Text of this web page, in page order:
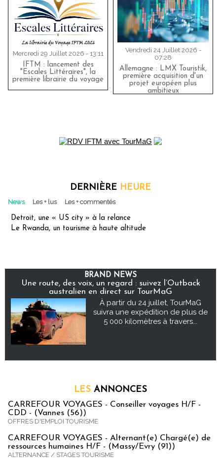
Mercredi 29 Juillet 2026 - 13:11
IFTM : lancement des
"Escales Littéraires", la
première librairie du voyage
Vendredi 24 Juillet 2026 -
07:28
Allemagne : LMX Touristik,
première acquisition d'un
projet européen plus
ambitieux
DERNIÈRE HEURE
News Les + lus Les + commentés
Detroit, une « US city » à la relance
Le Rwanda, un tourisme à haute altitude
BRAND NEWS
Une route, des voix, un regard : suivez l’Outback
australien en direct sur TourMaG
À partir du 24 juillet, TourMaG
suivra une expédition de plus de
5 000 kilomètres à travers...
LES ANNONCES
CARREFOUR VOYAGES - Conseiller voyages H/F -
CDD - (Vannes (56))
OFFRES D'EMPLOI TOURISME
CARREFOUR VOYAGES - Alternant(e) Chargé(e) de
ressources humaines H/F - (Massy/Evry (91))
ALTERNANCE / STAGES TOURISME